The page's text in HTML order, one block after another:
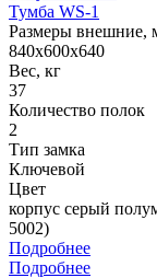
Тумба WS-1
Размеры
840x600x640
Вес, кг
37
Количество полок
2
Тип замка
Ключевой
Цвет
корпус серый
5002)
Подробнее
Подробнее